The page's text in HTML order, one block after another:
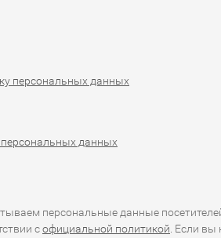
персональных данных
данных
персональные данные
софициальной политикой . Если вы